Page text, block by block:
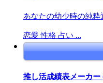
あなたの幼少時の純
恋愛 性格 占い ...
推し活成績表メーカー